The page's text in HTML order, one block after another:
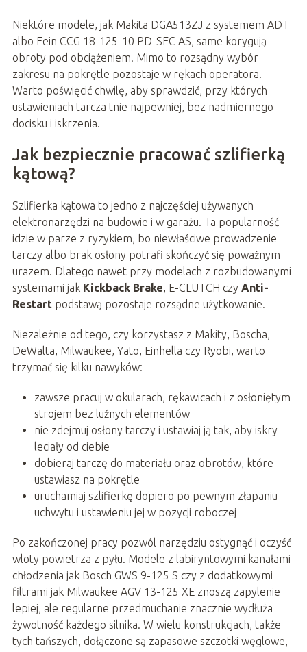
Niektóre modele, jak Makita DGA513ZJ z systemem ADT
albo Fein CCG 18-125-10 PD-SEC AS, same korygują
obroty pod obciążeniem. Mimo to rozsądny wybór
zakresu na pokrętle pozostaje w rękach operatora.
Warto poświęcić chwilę, aby sprawdzić, przy których
ustawieniach tarcza tnie najpewniej, bez nadmiernego
docisku i iskrzenia.
Jak bezpiecznie pracować szlifierką
kątową?
Szlifierka kątowa to jedno z najczęściej używanych
elektronarzędzi na budowie i w garażu. Ta popularność
idzie w parze z ryzykiem, bo niewłaściwe prowadzenie
tarczy albo brak osłony potrafi skończyć się poważnym
urazem. Dlatego nawet przy modelach z rozbudowanymi
systemami jak Kickback Brake , E-CLUTCH czy Anti-
Restart podstawą pozostaje rozsądne użytkowanie.
Niezależnie od tego, czy korzystasz z Makity, Boscha,
DeWalta, Milwaukee, Yato, Einhella czy Ryobi, warto
trzymać się kilku nawyków:
zawsze pracuj w okularach, rękawicach i z osłoniętym
strojem bez luźnych elementów
nie zdejmuj osłony tarczy i ustawiaj ją tak, aby iskry
leciały od ciebie
dobieraj tarczę do materiału oraz obrotów, które
ustawiasz na pokrętle
uruchamiaj szlifierkę dopiero po pewnym złapaniu
uchwytu i ustawieniu jej w pozycji roboczej
Po zakończonej pracy pozwól narzędziu ostygnąć i oczyść
wloty powietrza z pyłu. Modele z labiryntowymi kanałami
chłodzenia jak Bosch GWS 9-125 S czy z dodatkowymi
filtrami jak Milwaukee AGV 13-125 XE znoszą zapylenie
lepiej, ale regularne przedmuchanie znacznie wydłuża
żywotność każdego silnika. W wielu konstrukcjach, także
tych tańszych, dołączone są zapasowe szczotki węglowe,